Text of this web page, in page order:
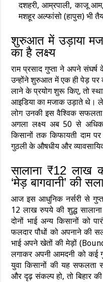
दशहरी, आम्रपाली, काजू
मशहूर अल्फांसो (हापुस) भी
शुरुआत में उड़ाया
का है लक्ष्य
राम प्रसाद गुप्ता ने अपने
उन्होंने शुरुआत में एक ही पेड़
लाने के प्रयोग शुरू किए, तो
आइडिया का मजाक उड़ाते थे।
लोग उनकी इस वैश्विक सफलता
अगला लक्ष्य अब 50 से अधिक
किसानों तक किफायती दाम
गुठली के औषधीय और
सालाना ₹12 लाख
‘मेड़ बागवानी’ की
आज इस आधुनिक नर्सरी से
12 लाख रुपये की शुद्ध
दोनों भाई अन्य किसानों को
फलदार पौधों को अपनाने की
भाई अपने खेतों की मेड़ों
लगाकर अपनी आमदनी को कई
युवा किसानों की यह सफलता
और दृढ़ संकल्प हो, तो बिहार की